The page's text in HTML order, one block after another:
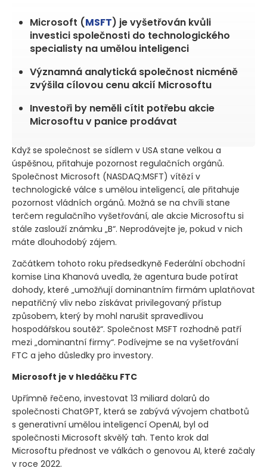
Microsoft (MSFT) je vyšetřován kvůli
investici společnosti do technologického
specialisty na umělou inteligenci
Významná analytická společnost nicméně
zvýšila cílovou cenu akcií Microsoftu
Investoři by neměli cítit potřebu akcie
Microsoftu v panice prodávat
Když se společnost se sídlem v USA stane velkou a
úspěšnou, přitahuje pozornost regulačních orgánů.
Společnost Microsoft (NASDAQ:MSFT) vítězí v
technologické válce s umělou inteligencí, ale přitahuje
pozornost vládních orgánů. Možná se na chvíli stane
terčem regulačního vyšetřování, ale akcie Microsoftu si
stále zaslouží známku „B“. Neprodávejte je, pokud v nich
máte dlouhodobý zájem.
Začátkem tohoto roku předsedkyně Federální obchodní
komise Lina Khanová uvedla, že agentura bude potírat
dohody, které „umožňují dominantním firmám uplatňovat
nepatřičný vliv nebo získávat privilegovaný přístup
způsobem, který by mohl narušit spravedlivou
hospodářskou soutěž“. Společnost MSFT rozhodně patří
mezi „dominantní firmy“. Podívejme se na vyšetřování
FTC a jeho důsledky pro investory.
Microsoft je v hledáčku FTC
Upřímně řečeno, investovat 13 miliard dolarů do
společnosti ChatGPT, která se zabývá vývojem chatbotů
s generativní umělou inteligencí OpenAI, byl od
společnosti Microsoft skvělý tah. Tento krok dal
Microsoftu přednost ve válkách o genovou AI, které začaly
v roce 2022.